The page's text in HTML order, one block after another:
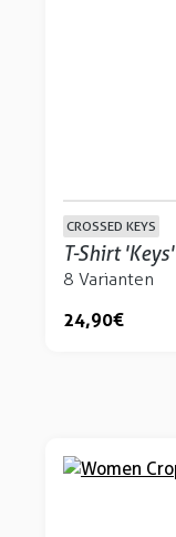
CROSSED KEYS
T-Shirt 'Keys'
8 Varianten
24,90 €